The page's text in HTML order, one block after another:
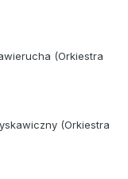
(Orkiestra
(Orkiestra